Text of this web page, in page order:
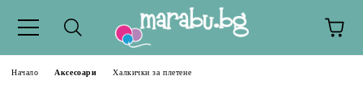
Начало Аксесоари Халкички за плетене